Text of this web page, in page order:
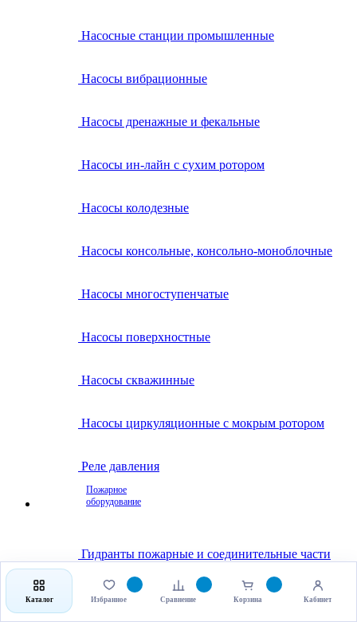
Насосные станции промышленные
Насосы вибрационные
Насосы дренажные и фекальные
Насосы ин-лайн с сухим ротором
Насосы колодезные
Насосы консольные, консольно-моноблочные
Насосы многоступенчатые
Насосы поверхностные
Насосы скважинные
Насосы циркуляционные с мокрым ротором
Реле давления
Пожарное
оборудование
Гидранты пожарные и соединительные части
Клапаны пожарные
Каталог Избранное Сравнение Корзина Кабинет